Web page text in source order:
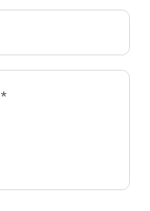
Adresse Ausbildungsbetrieb *